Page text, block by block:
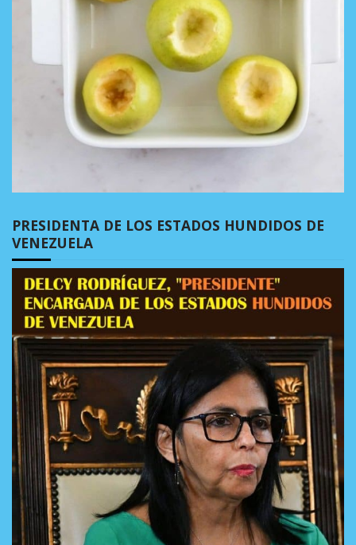
PRESIDENTA DE LOS ESTADOS HUNDIDOS DE
VENEZUELA